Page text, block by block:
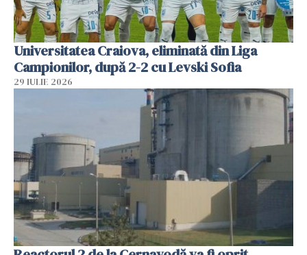
Universitatea Craiova, eliminată din Liga
Campionilor, după 2-2 cu Levski Sofia
29 IULIE 2026